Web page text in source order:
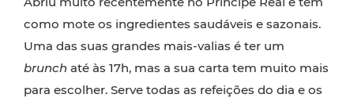
como mote os ingredientes saudáveis e sazonais.
Uma das suas grandes mais-valias é ter um
brunch até às 17h, mas a sua carta tem muito mais
para escolher. Serve todas as refeições do dia e os